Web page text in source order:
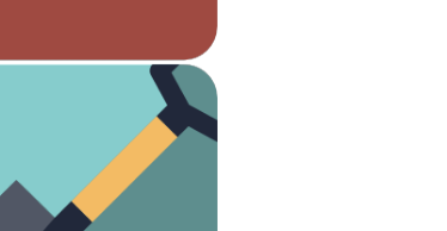
Ver artículos